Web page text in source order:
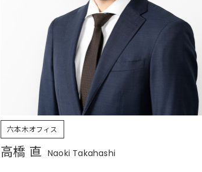
六本木オフィス
高橋 直 Naoki Takahashi